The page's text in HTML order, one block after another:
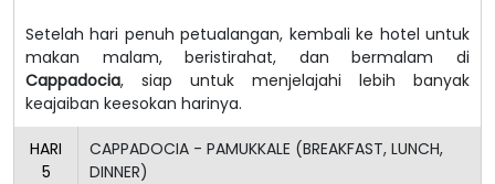
Setelah hari penuh petualangan, kembali ke hotel untuk
makan malam, beristirahat, dan bermalam di
Cappadocia, siap untuk menjelajahi lebih banyak
keajaiban keesokan harinya.
HARI
5
CAPPADOCIA - PAMUKKALE (BREAKFAST, LUNCH,
DINNER)